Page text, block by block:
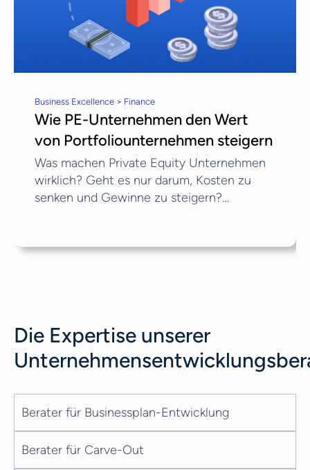
Business Excellence > Finance
Wie PE-Unternehmen den Wert
von Portfoliounternehmen steigern
Was machen Private Equity Unternehmen
wirklich? Geht es nur darum, Kosten zu
senken und Gewinne zu steigern?
ihrer Portfoliounternehmen zu steigern. In
deren steigern.
Die Expertise unserer
Berater für Businessplan-Entwicklung
Berater für Carve-Out